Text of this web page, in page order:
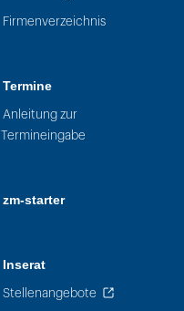
Firmenverzeichnis
Termine
Anleitung zur
Termineingabe
zm-starter
Inserat
Stellenangebote